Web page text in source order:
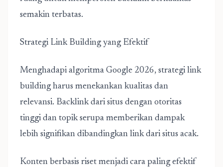
semakin terbatas.
Strategi Link Building yang Efektif
Menghadapi algoritma Google 2026, strategi link
building harus menekankan kualitas dan
relevansi. Backlink dari situs dengan otoritas
tinggi dan topik serupa memberikan dampak
lebih signifikan dibandingkan link dari situs acak.
Konten berbasis riset menjadi cara paling efektif